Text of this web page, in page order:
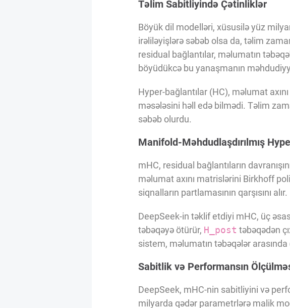
Vizyoner Baxışı
Innovasiya Bələdçisi
Gələcəyin Təhlili
Podkastlar
Təlim Sabitliyində Çətinliklər
Böyük dil modelləri, xüsusilə yüz
irəliləyişlərə səbəb olsa da, təlim
residual bağlantılar, məlumatın
böyüdükcə bu yanaşmanın
Hyper-bağlantılar (HC), məlumat
məsələsini həll edə bilmədi. Təlim
səbəb olurdu.
Manifold-Məhdudlaşdırılmış
mHC, residual bağlantıların
məlumat axını matrislərini Birkhoff
siqnalların partlamasının qarşısını alır.
DeepSeek-in təklif etdiyi mHC, üç
təbəqəyə ötürür, H_post təbəqədən
sistem, məlumatın təbəqələr
Sabitlik və Performansın
DeepSeek, mHC-nin sabitliyini və
milyarda qədər parametrlərə malik